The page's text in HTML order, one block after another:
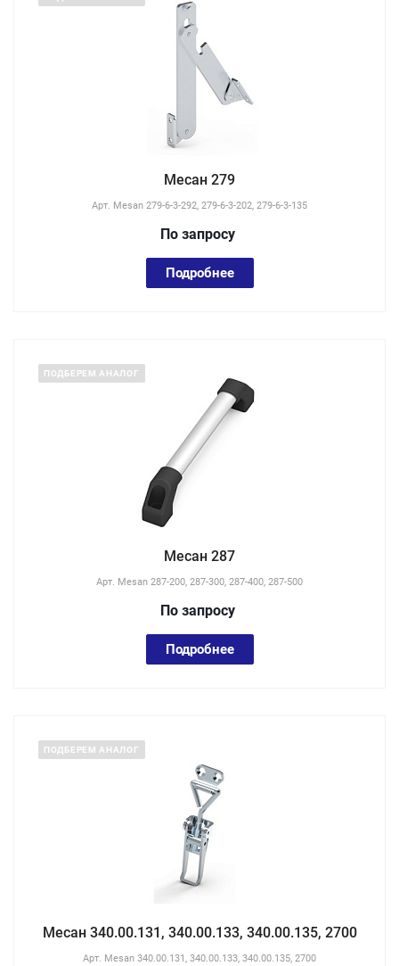
Месан 279
Арт. Mesan 279-6-3-292, 279-6-3-202, 279-6-3-135
По запросу
Подробнее
ПОДБЕРЕМ АНАЛОГ
Месан 287
Арт. Mesan 287-200, 287-300, 287-400, 287-500
По запросу
Подробнее
ПОДБЕРЕМ АНАЛОГ
Месан 340.00.131, 340.00.133, 340.00.135, 2700
Арт. Mesan 340.00.131, 340.00.133, 340.00.135, 2700